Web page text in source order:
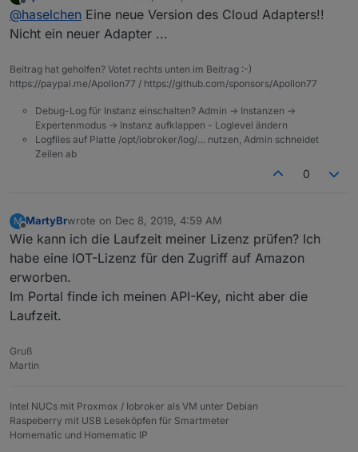
neuer Cloudadapter in Arbeit. Wurde heute morgen
angekündigt. Betrifft den Fernzugriff.
Offline
@haselchen Eine neue Version des Cloud Adapters!!
Nicht ein neuer Adapter ...
Beitrag hat geholfen? Votet rechts unten im Beitrag :-)
https://paypal.me/Apollon77 / https://github.com/sponsors/Apollon77
Debug-Log für Instanz einschalten? Admin -> Instanzen ->
Expertenmodus -> Instanz aufklappen - Loglevel ändern
Logfiles auf Platte /opt/iobroker/log/… nutzen, Admin schneidet
Zeilen ab
0
M
Offline
MartyBrwrote on Dec 8, 2019, 4:59 AM
last edited by
Wie kann ich die Laufzeit meiner Lizenz prüfen? Ich
habe eine IOT-Lizenz für den Zugriff auf Amazon
erworben.
Im Portal finde ich meinen API-Key, nicht aber die
Laufzeit.
Gruß
Martin
Intel NUCs mit Proxmox / Iobroker als VM unter Debian
Raspeberry mit USB Leseköpfen für Smartmeter
Homematic und Homematic IP